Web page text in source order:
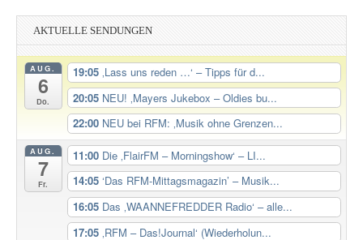
AKTUELLE SENDUNGEN
AUG.
6
Do.
19:05 ‚Lass uns reden …‘ – Tipps für d...
20:05 NEU! ‚Mayers Jukebox – Oldies bu...
22:00 NEU bei RFM: ‚Musik ohne Grenzen...
AUG.
7
Fr.
11:00 Die ‚FlairFM – Morningshow‘ – LI...
14:05 ‘Das RFM-Mittagsmagazin’ – Musik...
16:05 Das ‚WAANNEFREDDER Radio‘ – alle...
17:05 ‚RFM – Das!Journal‘ (Wiederholun...